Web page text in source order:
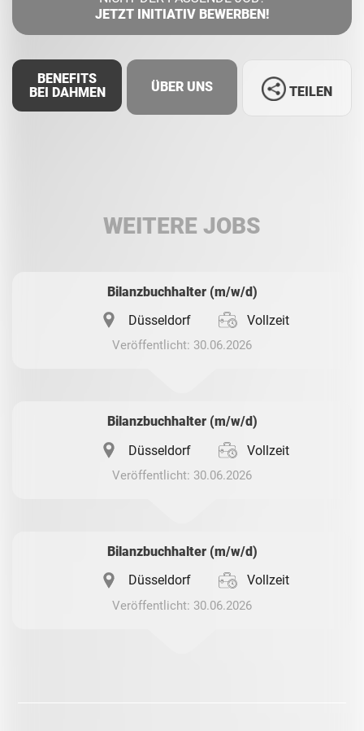
JETZT INITIATIV BEWERBEN!
BENEFITS
BEI DAHMEN
ÜBER UNS TEILEN
WEITERE JOBS
Bilanzbuchhalter (m/w/d)
Düsseldorf
Vollzeit
Veröffentlicht: 30.06.2026
Bilanzbuchhalter (m/w/d)
Düsseldorf
Vollzeit
Veröffentlicht: 30.06.2026
Bilanzbuchhalter (m/w/d)
Düsseldorf
Vollzeit
Veröffentlicht: 30.06.2026